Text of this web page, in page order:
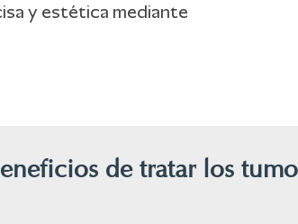
y estética mediante
de tratar los